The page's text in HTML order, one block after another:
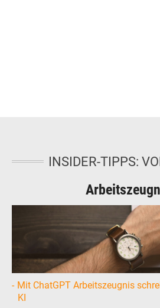
INSIDER-TIPPS:
Mit ChatGPT Arbeitszeugnis
KI